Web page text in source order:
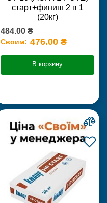
старт+финиш 2 в 1
(20кг)
484.00 ₴
Своим: 476.00 ₴
В корзину